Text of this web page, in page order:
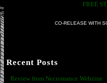
FREE
CO-RELEASE WITH
Recent Posts
Review from Necromance Webzine